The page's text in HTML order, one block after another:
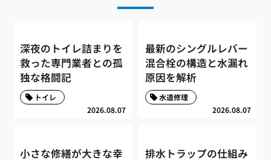
深夜のトイレ詰まりを
救った専門業者との孤
独な格闘記
2026.08.07
トイレ
最新のシングルレバー
混合栓の構造と水漏れ
原因を解析
2026.08.07
水道修理
小さな修繕が大きな幸
排水トラップの仕組み